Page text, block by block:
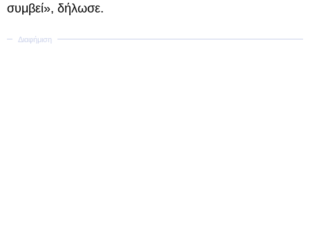
συμβεί», δήλωσε.